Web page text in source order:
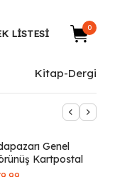
LISTESI
0
Kitap-Dergi
Genel
Kartpostal